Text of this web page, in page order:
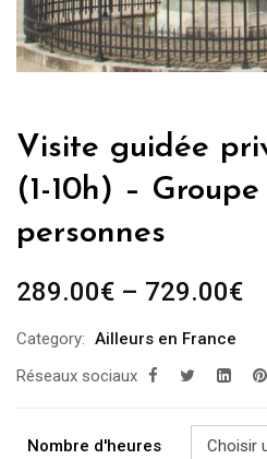
Visite guidée
(1-10h) –
personnes
289.00€ – 729.00€
Category: Ailleurs en France
Réseaux sociaux
Nombre d'heures